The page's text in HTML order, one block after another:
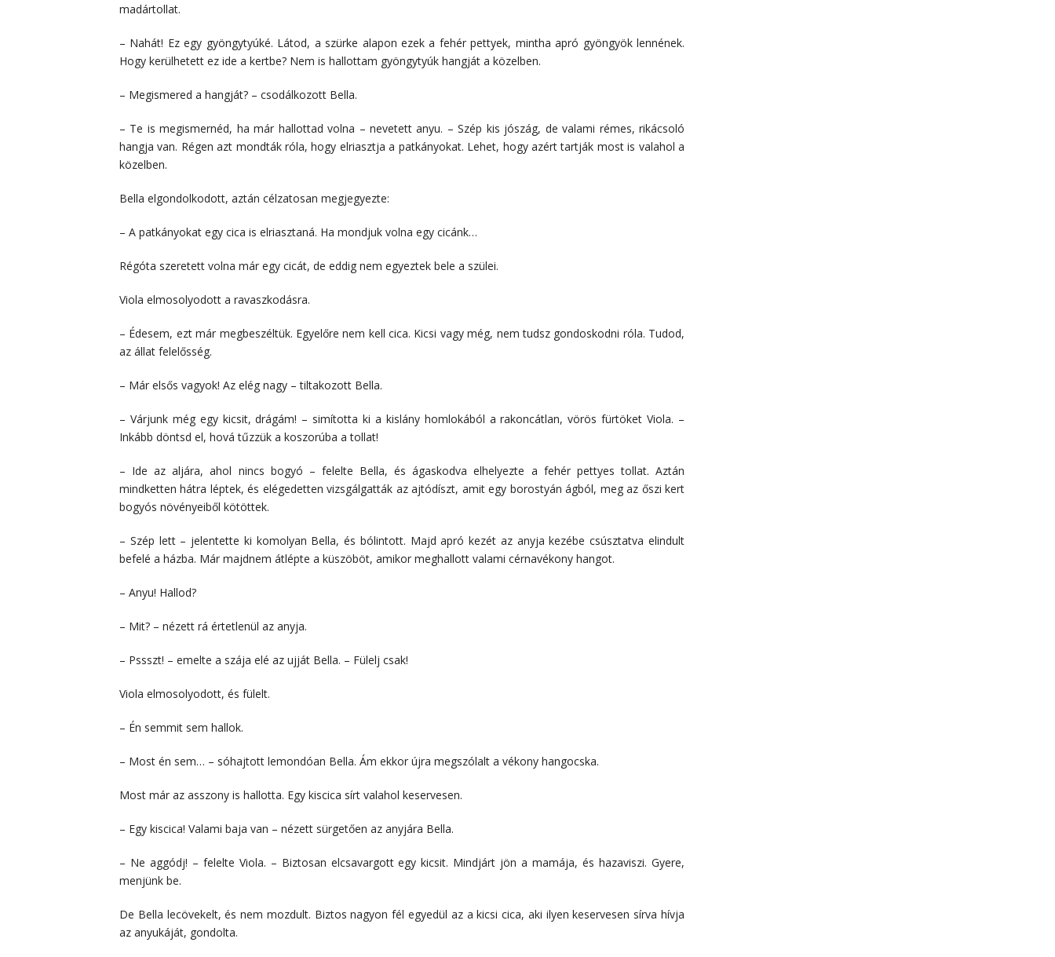
madártollat.
– Nahát! Ez egy gyöngytyúké. Látod, a szürke alapon ezek a fehér pettyek, mintha apró gyöngyök lennének.
Hogy kerülhetett ez ide a kertbe? Nem is hallottam gyöngytyúk hangját a közelben.
– Megismered a hangját? – csodálkozott Bella.
– Te is megismernéd, ha már hallottad volna – nevetett anyu. – Szép kis jószág, de valami rémes, rikácsoló
hangja van. Régen azt mondták róla, hogy elriasztja a patkányokat. Lehet, hogy azért tartják most is valahol a
közelben.
Bella elgondolkodott, aztán célzatosan megjegyezte:
– A patkányokat egy cica is elriasztaná. Ha mondjuk volna egy cicánk…
Régóta szeretett volna már egy cicát, de eddig nem egyeztek bele a szülei.
Viola elmosolyodott a ravaszkodásra.
– Édesem, ezt már megbeszéltük. Egyelőre nem kell cica. Kicsi vagy még, nem tudsz gondoskodni róla. Tudod,
az állat felelősség.
– Már elsős vagyok! Az elég nagy – tiltakozott Bella.
– Várjunk még egy kicsit, drágám! – simította ki a kislány homlokából a rakoncátlan, vörös fürtöket Viola. –
Inkább döntsd el, hová tűzzük a koszorúba a tollat!
– Ide az aljára, ahol nincs bogyó – felelte Bella, és ágaskodva elhelyezte a fehér pettyes tollat. Aztán
mindketten hátra léptek, és elégedetten vizsgálgatták az ajtódíszt, amit egy borostyán ágból, meg az őszi kert
bogyós növényeiből kötöttek.
– Szép lett – jelentette ki komolyan Bella, és bólintott. Majd apró kezét az anyja kezébe csúsztatva elindult
befelé a házba. Már majdnem átlépte a küszöböt, amikor meghallott valami cérnavékony hangot.
– Anyu! Hallod?
– Mit? – nézett rá értetlenül az anyja.
– Pssszt! – emelte a szája elé az ujját Bella. – Fülelj csak!
Viola elmosolyodott, és fülelt.
– Én semmit sem hallok.
– Most én sem… – sóhajtott lemondóan Bella. Ám ekkor újra megszólalt a vékony hangocska.
Most már az asszony is hallotta. Egy kiscica sírt valahol keservesen.
– Egy kiscica! Valami baja van – nézett sürgetően az anyjára Bella.
– Ne aggódj! – felelte Viola. – Biztosan elcsavargott egy kicsit. Mindjárt jön a mamája, és hazaviszi. Gyere,
menjünk be.
De Bella lecövekelt, és nem mozdult. Biztos nagyon fél egyedül az a kicsi cica, aki ilyen keservesen sírva hívja
az anyukáját, gondolta.